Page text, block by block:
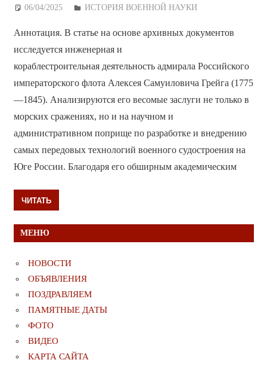
06/04/2025 Дежурный по Редакции
ИСТОРИЯ ВОЕННОЙ НАУКИ
Аннотация. В статье на основе архивных документов
исследуется инженерная и
кораблестроительная деятельность адмирала Российского
императорского флота Алексея Самуиловича Грейга (1775
—1845). Анализируются его весомые заслуги не только в
морских сражениях, но и на научном и
административном поприще по разработке и внедрению
самых передовых технологий военного судостроения на
Юге России. Благодаря его обширным академическим
ЧИТАТЬ
МЕНЮ
НОВОСТИ
ОБЪЯВЛЕНИЯ
ПОЗДРАВЛЯЕМ
ПАМЯТНЫЕ ДАТЫ
ФОТО
ВИДЕО
КАРТА САЙТА